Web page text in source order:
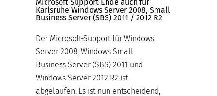
Microsoft Support Ende auch für
Karlsruhe Windows Server 2008, Small
Business Server (SBS) 2011 / 2012 R2
Der Microsoft-Support für Windows
Server 2008, Windows Small
Business Server (SBS) 2011 und
Windows Server 2012 R2 ist
abgelaufen. Es ist nun entscheidend,